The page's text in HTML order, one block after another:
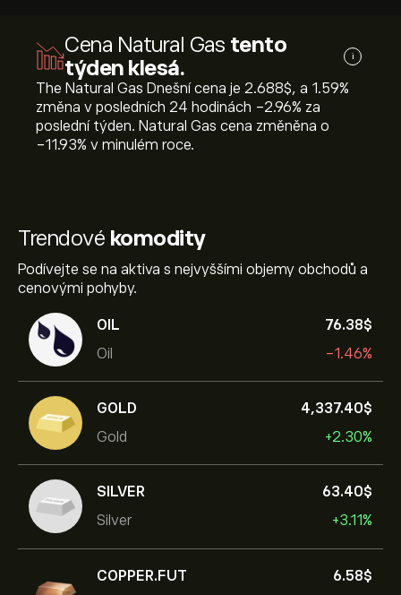
Trendové komodity
Podívejte se na aktiva s nejvyššími objemy obchodů a
cenovými pohyby.
OIL
Oil
76.38‎$‎
-1.46%
GOLD
Gold
4,337.40‎$‎
+2.30%
SILVER
Silver
63.40‎$‎
+3.11%
COPPER.FUT
6.58‎$‎
Cena Natural Gas tento
týden klesá.
i
The Natural Gas Dnešní cena je 2.688‎$‎, a ‎1.59‎%
změna v posledních 24 hodinách ‎-2.96‎% za
poslední týden. Natural Gas cena změněna o
‎-11.93‎% v minulém roce.